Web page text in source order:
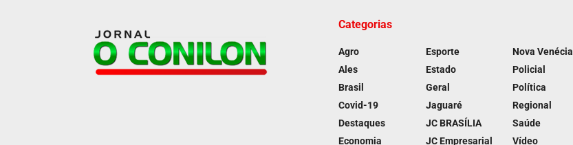
Categorias
Agro
Ales
Brasil
Covid-19
Destaques
Economia
Esporte
Estado
Geral
Jaguaré
JC BRASÍLIA
JC Empresarial
Nova Venécia
Policial
Política
Regional
Saúde
Vídeo